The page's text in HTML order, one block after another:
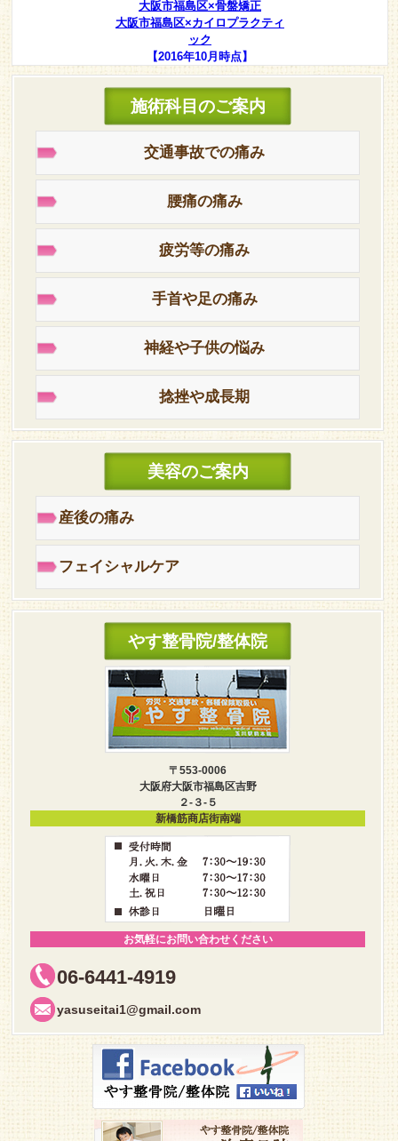
大阪市福島区×骨盤矯正
大阪市福島区×カイロプラクティ
ック
【2016年10月時点】
施術科目のご案内
交通事故での痛み
腰痛の痛み
疲労等の痛み
手首や足の痛み
神経や子供の悩み
捻挫や成長期
美容のご案内
産後の痛み
フェイシャルケア
やす整骨院/整体院
〒553-0006
大阪府大阪市福島区吉野
２-３-５
新橋筋商店街南端
お気軽にお問い合わせください
06-6441-4919
yasuseitai1@gmail.com